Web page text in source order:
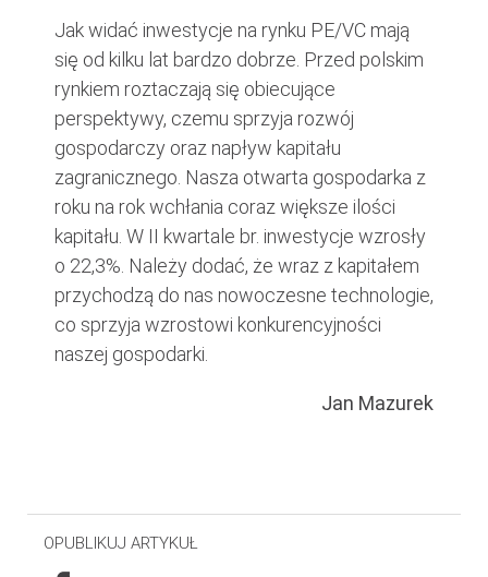
Jak widać inwestycje na rynku PE/VC mają
się od kilku lat bardzo dobrze. Przed polskim
rynkiem roztaczają się obiecujące
perspektywy, czemu sprzyja rozwój
gospodarczy oraz napływ kapitału
zagranicznego. Nasza otwarta gospodarka z
roku na rok wchłania coraz większe ilości
kapitału. W II kwartale br. inwestycje wzrosły
o 22,3%. Należy dodać, że wraz z kapitałem
przychodzą do nas nowoczesne technologie,
co sprzyja wzrostowi konkurencyjności
naszej gospodarki.
Jan Mazurek
OPUBLIKUJ ARTYKUŁ